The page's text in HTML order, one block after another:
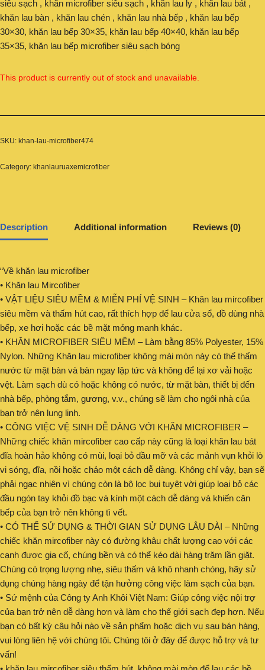
siêu sạch , khăn microfiber siêu sạch , khăn lau ly , khăn lau bát ,
khăn lau bàn , khăn lau chén , khăn lau nhà bếp , khăn lau bếp
30×30, khăn lau bếp 30×35, khăn lau bếp 40×40, khăn lau bếp
35×35, khăn lau bếp microfiber siêu sạch bóng
This product is currently out of stock and unavailable.
SKU: khan-lau-microfiber474
Category: khanlauruaxemicrofiber
Description Additional information Reviews (0)
“Về khăn lau microfiber
• Khăn lau Mircofiber
• VẬT LIỆU SIÊU MỀM & MIỄN PHÍ VỆ SINH – Khăn lau mircofiber
siêu mềm và thấm hút cao, rất thích hợp để lau cửa sổ, đồ dùng nhà
bếp, xe hơi hoặc các bề mặt mỏng manh khác.
• KHĂN MICROFIBER SIÊU MỀM – Làm bằng 85% Polyester, 15%
Nylon. Những Khăn lau microfiber không mài mòn này có thể thấm
nước từ mặt bàn và bàn ngay lập tức và không để lại xơ vải hoặc
vệt. Làm sạch dù có hoặc không có nước, từ mặt bàn, thiết bị đến
nhà bếp, phòng tắm, gương, v.v., chúng sẽ làm cho ngôi nhà của
bạn trở nên lung linh.
• CÔNG VIỆC VỆ SINH DỄ DÀNG VỚI KHĂN MICROFIBER –
Những chiếc khăn mircofiber cao cấp này cũng là loại khăn lau bát
đĩa hoàn hảo không có mùi, loại bỏ dầu mỡ và các mảnh vụn khỏi lò
vi sóng, đĩa, nồi hoặc chảo một cách dễ dàng. Không chỉ vậy, bạn sẽ
phải ngạc nhiên vì chúng còn là bộ lọc bụi tuyệt vời giúp loại bỏ các
đầu ngón tay khỏi đồ bạc và kính một cách dễ dàng và khiến căn
bếp của bạn trở nên không tì vết.
• CÓ THỂ SỬ DỤNG & THỜI GIAN SỬ DỤNG LÂU DÀI – Những
chiếc khăn mircofiber này có đường khâu chất lượng cao với các
cạnh được gia cố, chúng bền và có thể kéo dài hàng trăm lần giặt.
Chúng có trọng lượng nhẹ, siêu thấm và khô nhanh chóng, hãy sử
dụng chúng hàng ngày để tận hưởng công việc làm sạch của bạn.
• Sứ mệnh của Công ty Anh Khôi Việt Nam: Giúp công việc nội trợ
của bạn trở nên dễ dàng hơn và làm cho thế giới sạch đẹp hơn. Nếu
bạn có bất kỳ câu hỏi nào về sản phẩm hoặc dịch vụ sau bán hàng,
vui lòng liên hệ với chúng tôi. Chúng tôi ở đây để được hỗ trợ và tư
vấn!